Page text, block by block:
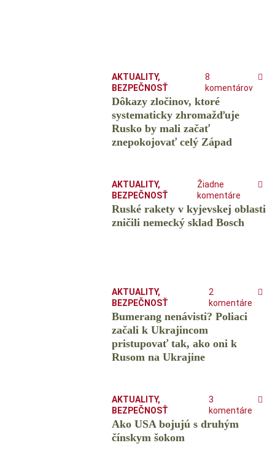
AKTUALITY,
BEZPEČNOSŤ
8
komentárov
Dôkazy zločinov, ktoré
systematicky zhromažďuje
Rusko by mali začať
znepokojovať celý Západ
AKTUALITY,
BEZPEČNOSŤ
Žiadne
komentáre
Ruské rakety v kyjevskej oblasti
zničili nemecký sklad Bosch
AKTUALITY,
BEZPEČNOSŤ
2
komentáre
Bumerang nenávisti? Poliaci
začali k Ukrajincom
pristupovať tak, ako oni k
Rusom na Ukrajine
AKTUALITY,
BEZPEČNOSŤ
3
komentáre
Ako USA bojujú s druhým
čínskym šokom